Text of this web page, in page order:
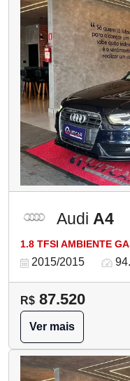
Audi A4
1.8 TFSI AMBIENTE
2015/2015
R$ 87.520
Ver mais